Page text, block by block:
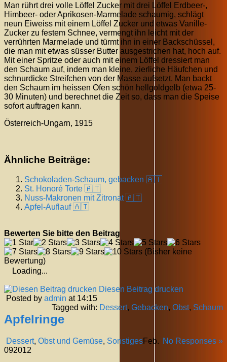
Man rührt drei volle Löffel Zucker mit drei Löffel Erdbeer-,
Himbeer- oder Aprikosen-Marmelade schaumig, schlägt
neun Eiweiss mit einem Löffel Zucker und etwas Vanille-
Zucker zu festem Schnee, vermengt ihn leicht mit der
verrührten Marmelade und türmt ihn in einer Backschüssel,
die man mit etwas süsser Butter ausgestrichen hat, hoch auf.
Mit einer Spritze oder auch mit einem Löffel dressiert man
den Schaum auf, indem man kleine, zierliche Häufchen und
schnurdicke Streifchen von der Masse aufsetzt. Man backt
den Schaum im heissen Ofen schön hellgoldgelb (etwa 25-
30 Minuten) und berechnet die Zeit so, dass man die Speise
sofort auftragen kann.
Österreich-Ungarn, 1915
Ähnliche Beiträge:
Schokoladen-Schaum, gebacken 🇦🇹
St. Honoré Torte 🇦🇹
Nuss-Makronen mit Zitronat 🇦🇹
Apfel-Auflauf 🇦🇹
Bewerten Sie bitte den Beitrag
(Bisher keine
Bewertung)
Loading...
Diesen Beitrag drucken
Posted by admin at 14:15
Tagged with: Dessert, Gebacken, Obst, Schaum
Apfelringe
Dessert, Obst und Gemüse, Sonstiges No Responses »
Feb.
092012